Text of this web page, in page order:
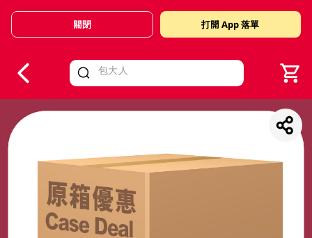
Valid Until 30 June 2026
關閉 打開 App 落單